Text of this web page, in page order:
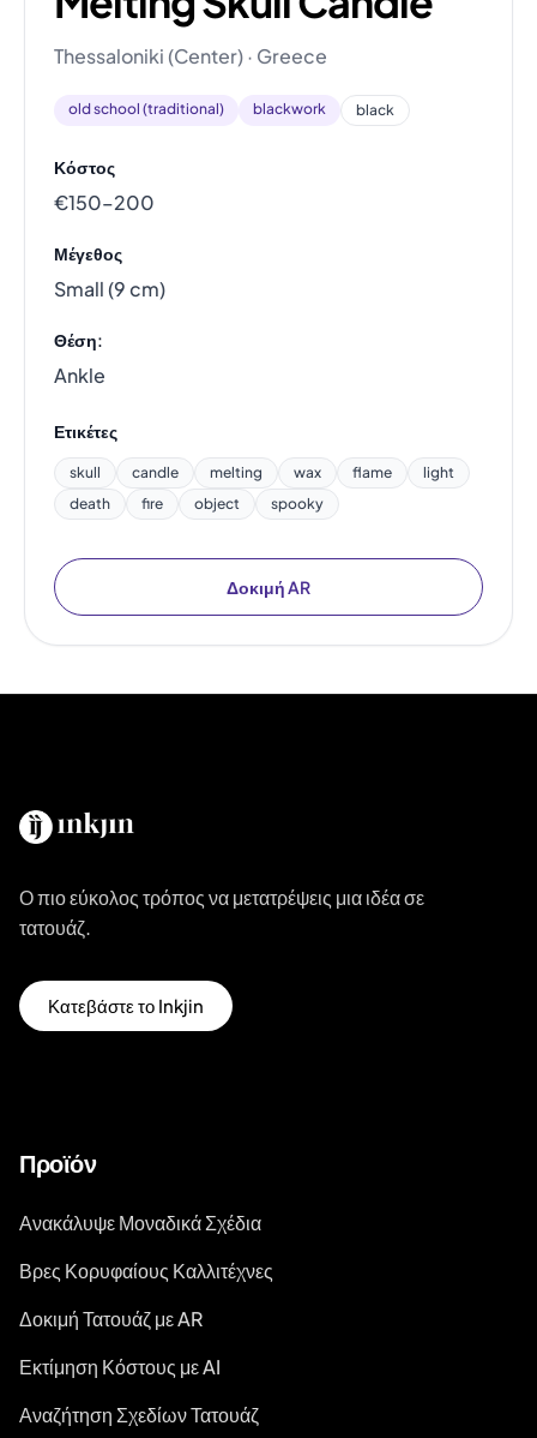
Thessaloniki (Center) · Greece
old school (traditional) blackwork black
Κόστος
€150–200
Μέγεθος
Small (9 cm)
Θέση:
Ankle
Ετικέτες
skull candle melting wax flame
light
death
fire object spooky
Δοκιμή AR
Ο πιο εύκολος τρόπος να μετατρέψεις μια ιδέα σε
τατουάζ.
Κατεβάστε το Inkjin
Προϊόν
Ανακάλυψε Μοναδικά Σχέδια
Βρες Κορυφαίους Καλλιτέχνες
Δοκιμή Τατουάζ με AR
Εκτίμηση Κόστους με AI
Αναζήτηση Σχεδίων Τατουάζ